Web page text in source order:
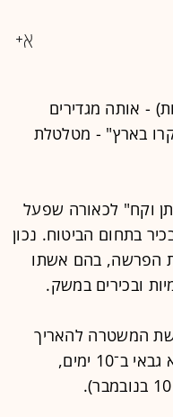
- אותה מגדירים
בארץ" - מטלטלת
וקח" לכאורה שפעל
בתחום הביטוח. נכון
במסגרת הפרשה, בהם אשתו
ובכירים במשק.
המשטרה להאריך
ימים,